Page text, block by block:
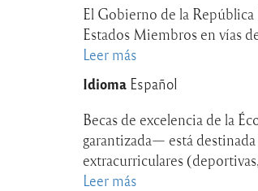
investigación
posdoctoral
Países
Bajos
El Gobierno de la
Estados Miembros en vías
Leer más
del
Programa
de
la
Idioma Español
Becas de excelencia de la
garantizada— está
extracurriculares
Leer más